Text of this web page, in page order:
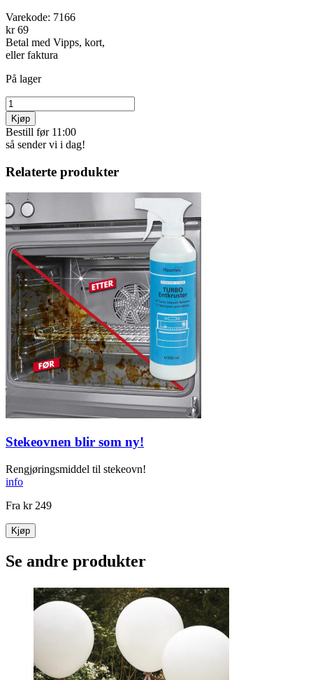
Varekode: 7166
kr 69
Betal med Vipps, kort,
eller faktura
På lager
Kjøp
Bestill før 11:00
så sender vi i dag!
Relaterte produkter
Stekeovnen blir som ny!
Rengjøringsmiddel til stekeovn!
info
Fra kr 249
Kjøp
Se andre produkter